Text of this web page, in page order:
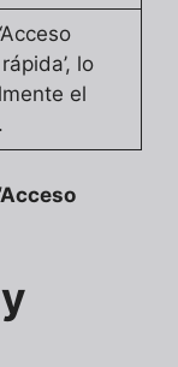
lo
el